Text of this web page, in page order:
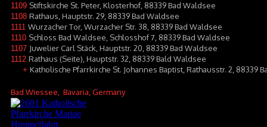
1109 Stiftskirche St. Peter, Klosterhof, 88339 Bad Waldsee
1108 Rathaus, Hauptstr. 29, 88339 Bad Waldsee
1111 Wurzacher Tor, Wurzacher Str. 38, 88339 Bad Waldsee
1110 Schloss Bad Waldsee, Schlosshof 7, 88339 Bad Waldsee
1107 Juwelier Carl Stäck, Hauptstr. 20, 88339 Bad Waldsee
1112 Rathaus (Seite), Hauptstr. 32, 88339 Bald Waldsee
+ Katholische Pfarrkirche St. Johannes Baptist, Rathausstr. 2, 88339
Bad Wiessee , Bavaria, Germany